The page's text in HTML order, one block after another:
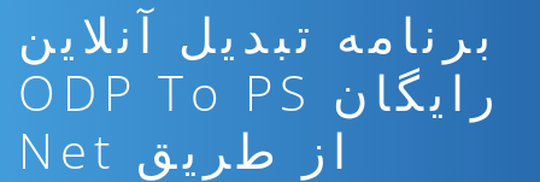
برنامه تبدیل آنلاین
رایگان ODP To PS
از طریق Net